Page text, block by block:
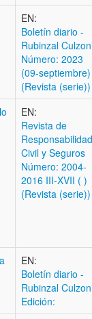
EN:
Boletí­n diario -
Rubinzal
Número: 2023
(09-septiembre)
(Revista (serie))
EN:
Revista de
Responsabilidad
Civil y Seguros
Número: 2004-
2016 III-XVII ( )
(Revista (serie))
EN:
Boletí­n diario -
Rubinzal
Edición: